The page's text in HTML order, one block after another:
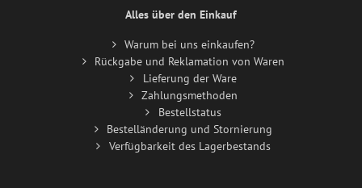
Alles über den Einkauf
Warum bei uns einkaufen?
Rückgabe und Reklamation von Waren
Lieferung der Ware
Zahlungsmethoden
Bestellstatus
Bestelländerung und Stornierung
Verfügbarkeit des Lagerbestands